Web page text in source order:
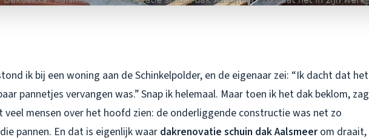
ik bij een woning aan de Schinkelpolder, en de eigenaar zei: “Ik dacht dat het
pannetjes vervangen was.” Snap ik helemaal. Maar toen ik het dak beklom, zag
veel mensen over het hoofd zien: de onderliggende constructie was net zo
pannen. En dat is eigenlijk waar dakrenovatie schuin dak Aalsmeerom draait,